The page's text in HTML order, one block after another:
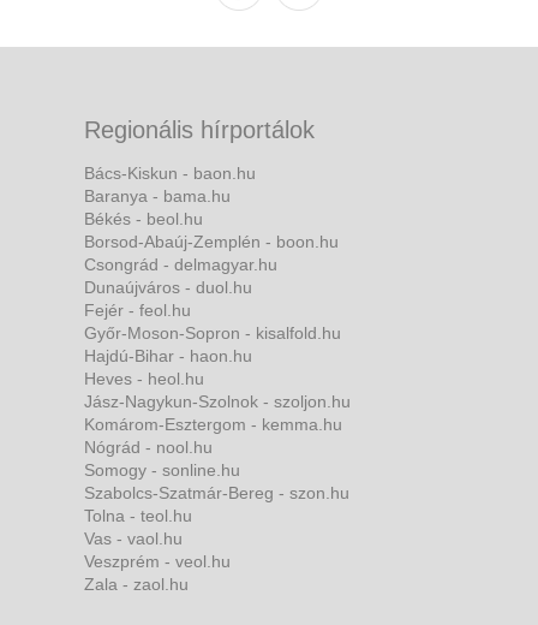
Regionális hírportálok
Bács-Kiskun - baon.hu
Baranya - bama.hu
Békés - beol.hu
Borsod-Abaúj-Zemplén - boon.hu
Csongrád - delmagyar.hu
Dunaújváros - duol.hu
Fejér - feol.hu
Győr-Moson-Sopron - kisalfold.hu
Hajdú-Bihar - haon.hu
Heves - heol.hu
Jász-Nagykun-Szolnok - szoljon.hu
Komárom-Esztergom - kemma.hu
Nógrád - nool.hu
Somogy - sonline.hu
Szabolcs-Szatmár-Bereg - szon.hu
Tolna - teol.hu
Vas - vaol.hu
Veszprém - veol.hu
Zala - zaol.hu